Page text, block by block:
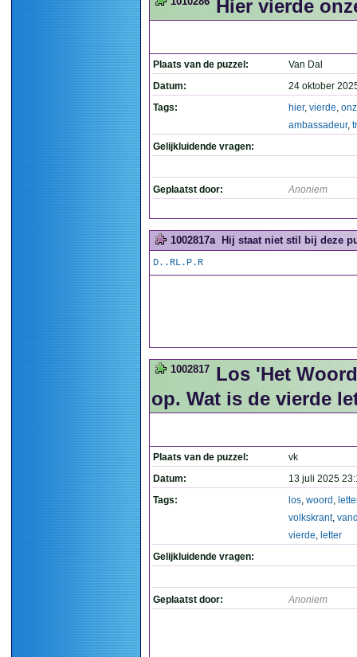
Hier vierde
Plaats van de puzzel:
Van Dal
Datum:
24 oktober
Tags:
hier, vierde,
ambassadeur,
Gelijkluidende vragen:
Geplaatst door: Anoniem
1002817a Hij staat niet stil bij deze
D..RL.P.R
1002817 Los 'Het
op. Wat is de vierde
Plaats van de puzzel:
vk
Datum:
13 juli 2025
Tags:
los, woord ,
volkskrant,
vierde, letter
Gelijkluidende vragen:
Geplaatst door: Anoniem